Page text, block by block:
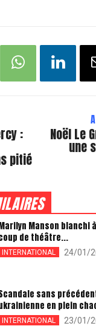
:
pitié
Noël Le
une
Manson blanchi
de théâtre...
INTERNATIONAL 24/01/
sans
en plein
INTERNATIONAL 23/01/